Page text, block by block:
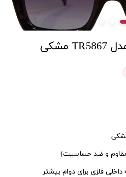
و ضد حساسیت)
داخلی فلزی برای دوام بیشتر